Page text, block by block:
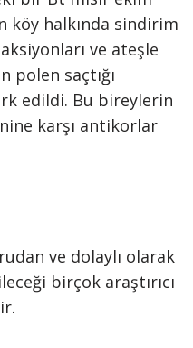
köy halkında sindirim
ve ateşle
polen saçtığı
edildi. Bu bireylerin
karşı antikorlar
ve dolaylı olarak
birçok araştırıcı